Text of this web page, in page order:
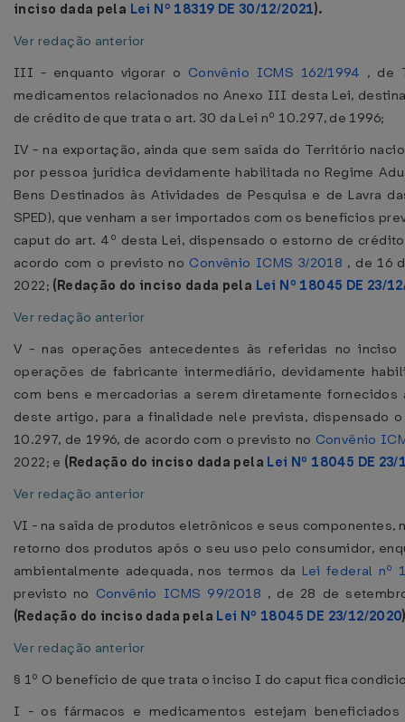
inciso dada pela Lei Nº 18319 DE 30/12/2021).
Ver redação anterior
III - enquanto vigorar o Convênio ICMS 162/1994 , de
medicamentos relacionados no Anexo III desta Lei,
de crédito de que trata o art. 30 da Lei nº 10.297, de 1996;
IV - na exportação, ainda que sem saída do Território
por pessoa jurídica devidamente habilitada no Regime
Bens Destinados às Atividades de Pesquisa e de Lavra
SPED), que venham a ser importados com os benefícios
caput do art. 4º desta Lei, dispensado o estorno de
acordo com o previsto no Convênio ICMS 3/2018 , de 16
2022; (Redação do inciso dada pela Lei Nº 18045 DE 23/
Ver redação anterior
V - nas operações antecedentes às referidas no
operações de fabricante intermediário, devidamente
com bens e mercadorias a serem diretamente
deste artigo, para a finalidade nele prevista, dispensado
10.297, de 1996, de acordo com o previsto no Convênio
2022; e (Redação do inciso dada pela Lei Nº 18045 DE
Ver redação anterior
VI - na saída de produtos eletrônicos e seus
retorno dos produtos após o seu uso pelo consumidor,
ambientalmente adequada, nos termos da Lei federal nº
previsto no Convênio ICMS 99/2018 , de 28 de
(Redação do inciso dada pela Lei Nº 18045 DE 23/12/2020
Ver redação anterior
§ 1º O benefício de que trata o inciso I do caput fica
I - os fármacos e medicamentos estejam